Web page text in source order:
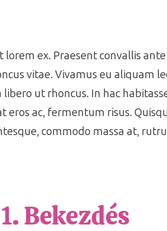
ex. Praesent convallis
vitae. Vivamus eu aliquam
ut rhoncus. In hac
ac, fermentum risus.
commodo massa at,
1. Bekezdés